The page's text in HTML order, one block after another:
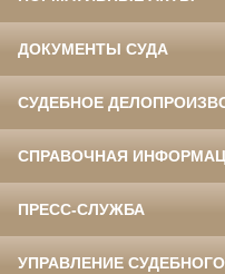
ДОКУМЕНТЫ СУДА
СУДЕБНОЕ
СПРАВОЧНАЯ
ПРЕСС-СЛУЖБА
УПРАВЛЕНИЕ